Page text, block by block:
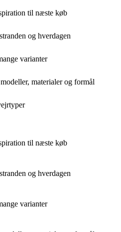
til næste køb
og hverdagen
varianter
materialer og formål
til næste køb
og hverdagen
varianter